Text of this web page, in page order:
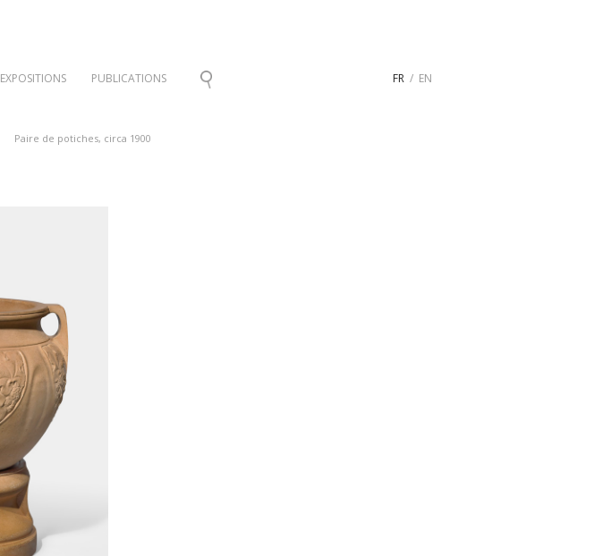
EXPOSITIONS PUBLICATIONS FR EN
Paire de potiches, circa 1900